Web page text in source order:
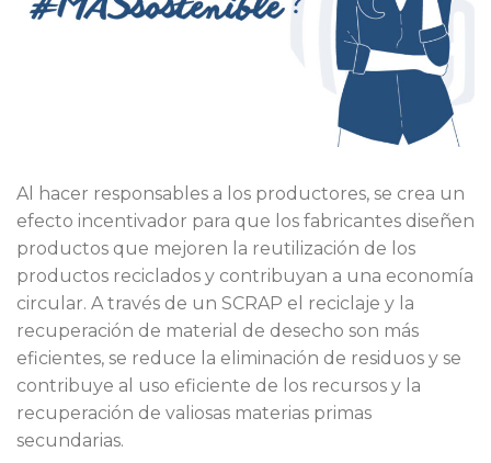
Al hacer responsables a los productores, se crea un
efecto incentivador para que los fabricantes diseñen
productos que mejoren la reutilización de los
productos reciclados y contribuyan a una economía
circular. A través de un SCRAP el reciclaje y la
recuperación de material de desecho son más
eficientes, se reduce la eliminación de residuos y se
contribuye al uso eficiente de los recursos y la
recuperación de valiosas materias primas
secundarias.